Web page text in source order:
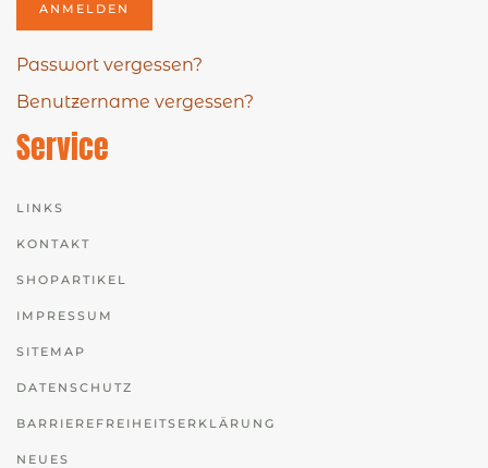
ANMELDEN
Passwort vergessen?
Benutzername vergessen?
Service
LINKS
KONTAKT
SHOPARTIKEL
IMPRESSUM
SITEMAP
DATENSCHUTZ
BARRIEREFREIHEITSERKLÄRUNG
NEUES